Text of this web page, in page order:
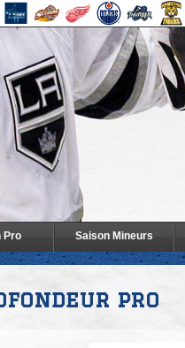
Pro Saison Mineurs
pro